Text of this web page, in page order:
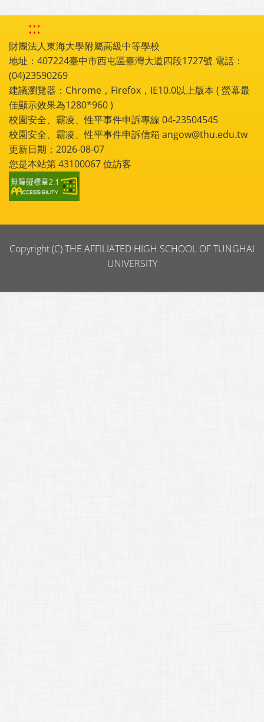
:::
財團法人東海大學附屬高級中等學校
地址：407224臺中市西屯區臺灣大道四段1727號 電話：
(04)23590269
建議瀏覽器：Chrome，Firefox，IE10.0以上版本 ( 螢幕最
佳顯示效果為1280*960 )
校園安全、霸凌、性平事件申訴專線 04-23504545
校園安全、霸凌、性平事件申訴信箱 angow@thu.edu.tw
更新日期：2026-08-07
您是本站第43100067位訪客
Copyright (C) THE AFFILIATED HIGH SCHOOL OF TUNGHAI
UNIVERSITY